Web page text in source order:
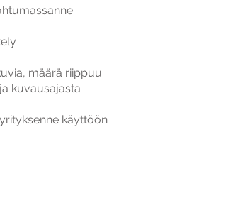
määrä riippuu
kuvausajasta
käyttöön